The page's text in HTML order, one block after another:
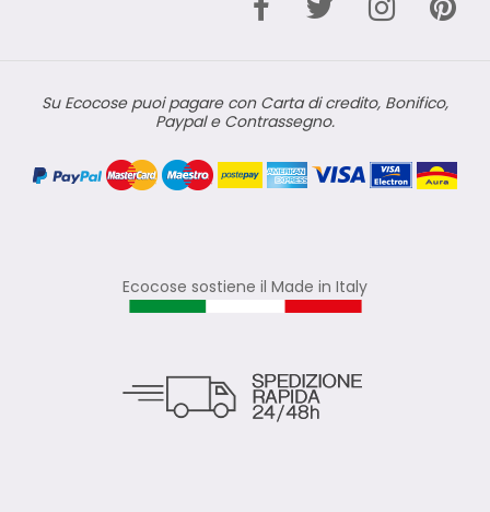
Su Ecocose puoi pagare con Carta di credito, Bonifico,
Paypal e Contrassegno.
Ecocose sostiene il Made in Italy